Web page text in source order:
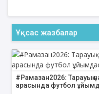
Ұқсас жазбалар
#Рамазан2026: Тарауық
арасында футбол